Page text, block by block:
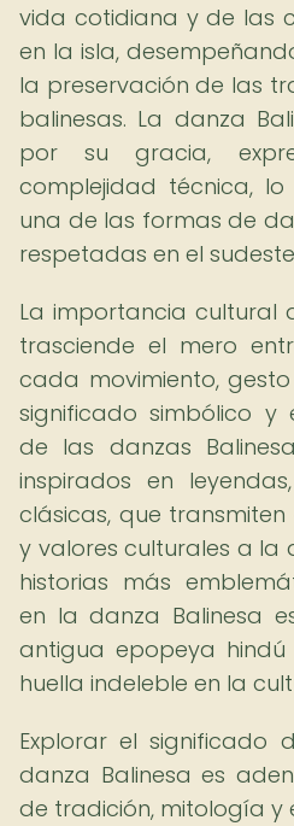
vida cotidiana y de las
en la isla,
la preservación de las
balinesas. La danza
por su gracia,
complejidad técnica,
una de las formas de
respetadas en el
La importancia cultural
trasciende el mero
cada movimiento,
significado simbólico y
de las danzas
inspirados en
clásicas, que
y valores culturales a la
historias más
en la danza Balinesa
antigua epopeya
huella indeleble en la
Explorar el significado
danza Balinesa es
de tradición, mitología y